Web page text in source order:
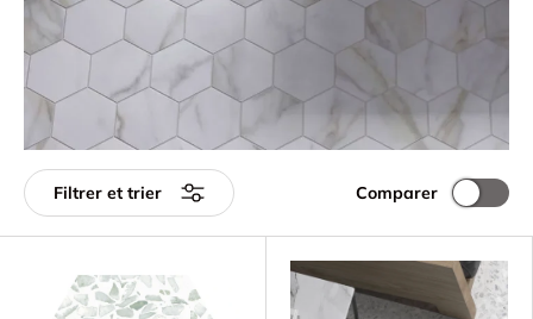
Filtrer et trier Comparer